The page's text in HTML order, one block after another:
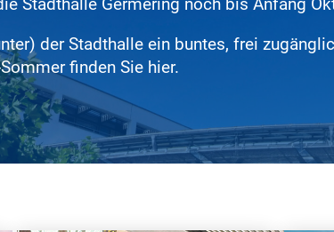
der Stadthalle ein buntes, frei
finden Sie hier.